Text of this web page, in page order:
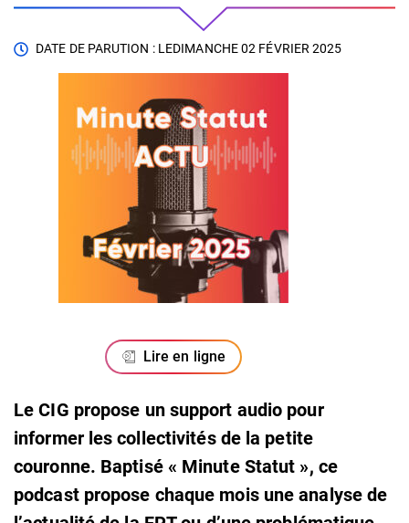
DATE DE PARUTION : LEDIMANCHE 02 FÉVRIER 2025
Lire en ligne
Le CIG propose un support audio pour
informer les collectivités de la petite
couronne. Baptisé « Minute Statut », ce
podcast propose chaque mois une analyse de